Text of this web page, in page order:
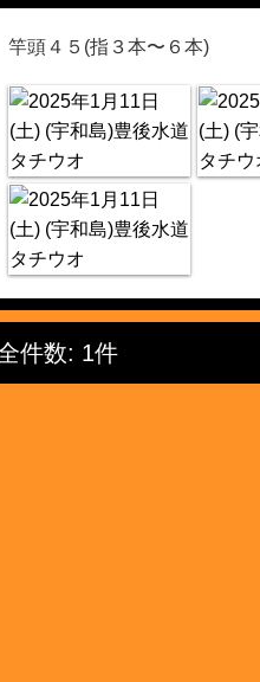
竿頭４５(指３本〜６本)
件数: 1件